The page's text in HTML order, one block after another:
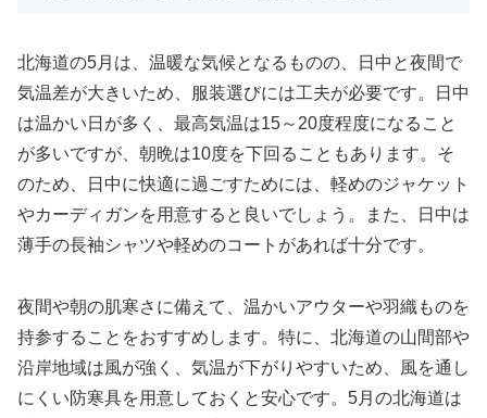
北海道の5月は、温暖な気候となるものの、日中と夜間で
気温差が大きいため、服装選びには工夫が必要です。日中
は温かい日が多く、最高気温は15～20度程度になること
が多いですが、朝晩は10度を下回ることもあります。そ
のため、日中に快適に過ごすためには、軽めのジャケット
やカーディガンを用意すると良いでしょう。また、日中は
薄手の長袖シャツや軽めのコートがあれば十分です。
夜間や朝の肌寒さに備えて、温かいアウターや羽織ものを
持参することをおすすめします。特に、北海道の山間部や
沿岸地域は風が強く、気温が下がりやすいため、風を通し
にくい防寒具を用意しておくと安心です。5月の北海道は